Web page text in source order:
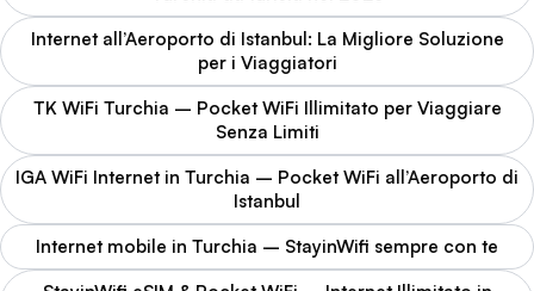
Internet all’Aeroporto di Istanbul: La Migliore Soluzione
per i Viaggiatori
TK WiFi Turchia – Pocket WiFi Illimitato per Viaggiare
Senza Limiti
IGA WiFi Internet in Turchia – Pocket WiFi all’Aeroporto di
Istanbul
Internet mobile in Turchia – StayinWifi sempre con te